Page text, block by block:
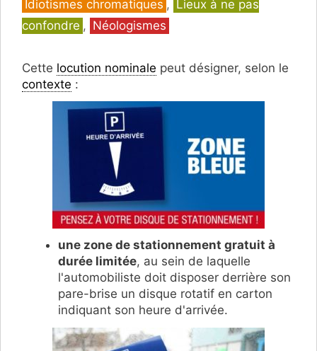
Catégories
Idiotismes chromatiques ,
Lieux à ne pas
confondre , Néologismes
Cette locution nominale peut désigner, selon le
contexte :
une zone de stationnement gratuit à
durée limitée, au sein de laquelle
l'automobiliste doit disposer derrière son
pare-brise un disque rotatif en carton
indiquant son heure d'arrivée.